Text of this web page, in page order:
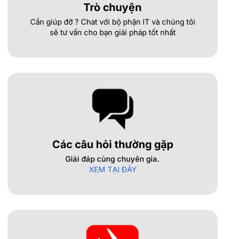
Trò chuyện
Cần giúp đỡ ? Chat với bộ phận IT và chúng tôi
sẽ tư vấn cho bạn giải pháp tốt nhất
Các câu hỏi thường gặp
Giải đáp cùng chuyên gia.
XEM TẠI ĐÂY